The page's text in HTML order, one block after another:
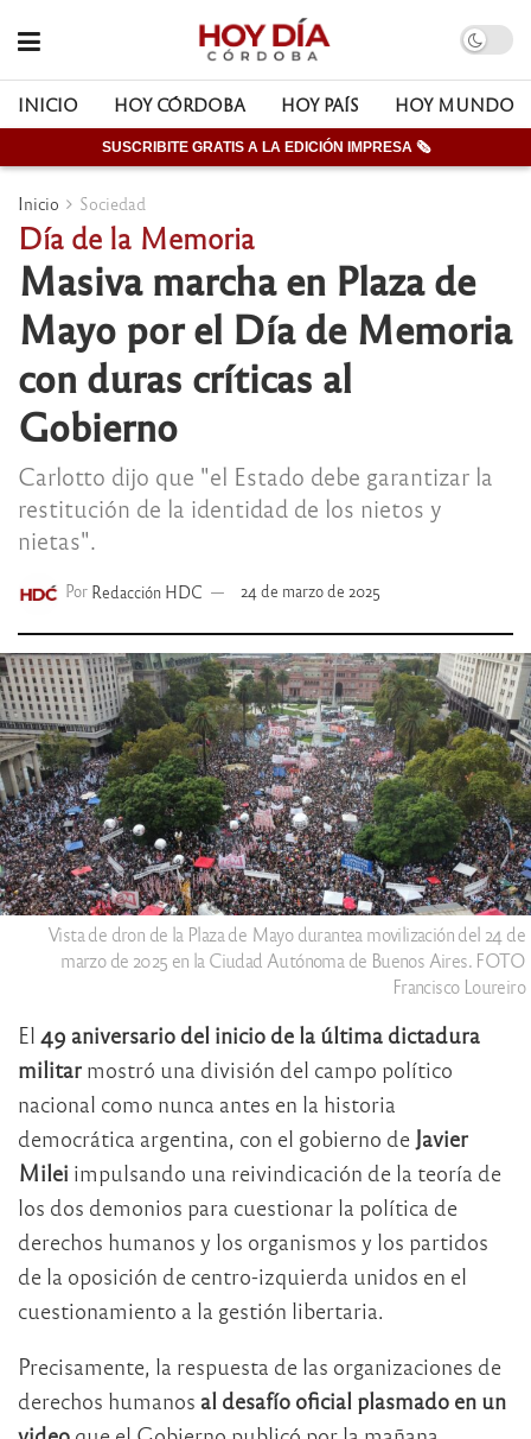
INICIO HOY CÓRDOBA HOY PAÍS HOY MUNDO
SUSCRIBITE GRATIS A LA EDICIÓN IMPRESA 🗞
Inicio Sociedad
Día de la Memoria
Masiva marcha en Plaza de
Mayo por el Día de Memoria
con duras críticas al
Gobierno
Carlotto dijo que "el Estado debe garantizar la
restitución de la identidad de los nietos y
nietas".
Por Redacción HDC 24 de marzo de 2025
Vista de dron de la Plaza de Mayo durantea movilización del 24 de
marzo de 2025 en la Ciudad Autónoma de Buenos Aires. FOTO
Francisco Loureiro
El 49 aniversario del inicio de la última dictadura
militar mostró una división del campo político
nacional como nunca antes en la historia
democrática argentina, con el gobierno de Javier
Milei impulsando una reivindicación de la teoría de
los dos demonios para cuestionar la política de
derechos humanos y los organismos y los partidos
de la oposición de centro-izquierda unidos en el
cuestionamiento a la gestión libertaria.
Precisamente, la respuesta de las organizaciones de
derechos humanos al desafío oficial plasmado en un